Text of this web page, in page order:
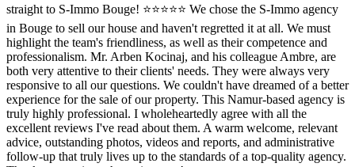
straight to S-Immo Bouge! ⭐⭐⭐⭐⭐ We chose the S-Immo agency
in Bouge to sell our house and haven't regretted it at all. We must
highlight the team's friendliness, as well as their competence and
professionalism. Mr. Arben Kocinaj, and his colleague Ambre, are
both very attentive to their clients' needs. They were always very
responsive to all our questions. We couldn't have dreamed of a better
experience for the sale of our property. This Namur-based agency is
truly highly professional. I wholeheartedly agree with all the
excellent reviews I've read about them. A warm welcome, relevant
advice, outstanding photos, videos and reports, and administrative
follow-up that truly lives up to the standards of a top-quality agency.